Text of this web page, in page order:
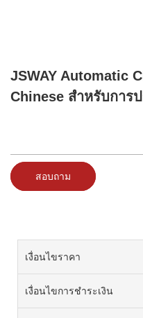
JSWAY Automatic
Chinese สำหรับการ
สอบถาม
เงื่อนไขราคา
เงื่อนไขการชำระเงิน